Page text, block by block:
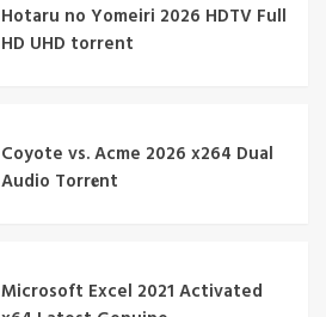
Hotaru no Yomeiri 2026 HDTV Full
HD UHD torrent
Coyote vs. Acme 2026 x264 Dual
Audio Torr𝐞nt
Microsoft Excel 2021 Activated